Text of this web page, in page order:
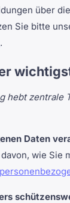
über
Sie bitte
.
hebt
Daten
wie Sie